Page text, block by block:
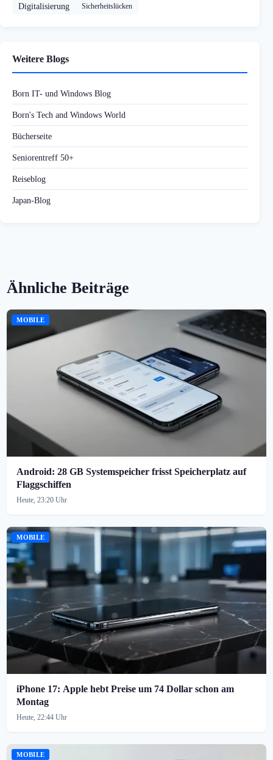
Digitalisierung Sicherheitslücken
Weitere Blogs
Born IT- und Windows Blog
Born's Tech and Windows World
Bücherseite
Seniorentreff 50+
Reiseblog
Japan-Blog
Ähnliche Beiträge
MOBILE
Android: 28 GB Systemspeicher frisst Speicherplatz auf
Flaggschiffen
Heute, 23:20 Uhr
MOBILE
iPhone 17: Apple hebt Preise um 74 Dollar schon am
Montag
Heute, 22:44 Uhr
MOBILE